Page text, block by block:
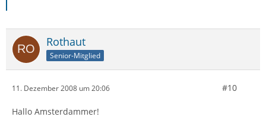
Rothaut
Senior-Mitglied
11. Dezember 2008 um 20:06 #10
Hallo Amsterdammer!